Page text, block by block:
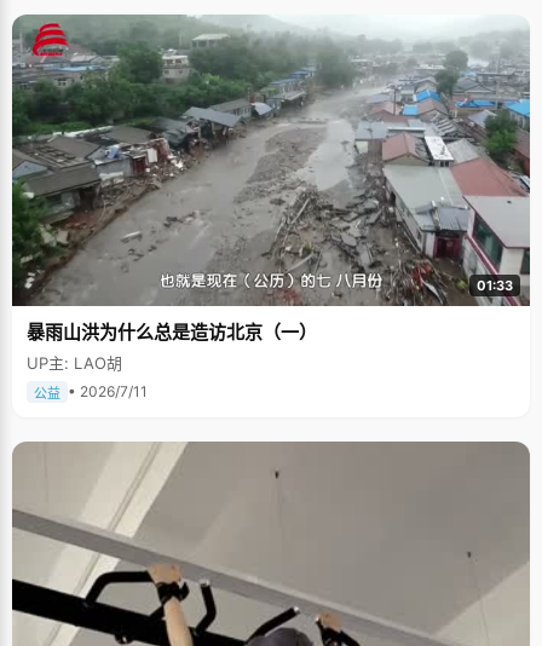
01:33
暴雨山洪为什么总是造访北京（一）
UP主: LAO胡
公益 • 2026/7/11